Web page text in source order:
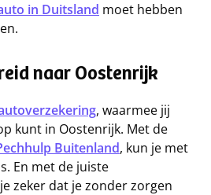
in Duitsland moet hebben
naar Oostenrijk
, waarmee jij
kunt in Oostenrijk. Met de
Buitenland, kun je met
En met de juiste
zeker dat je zonder zorgen